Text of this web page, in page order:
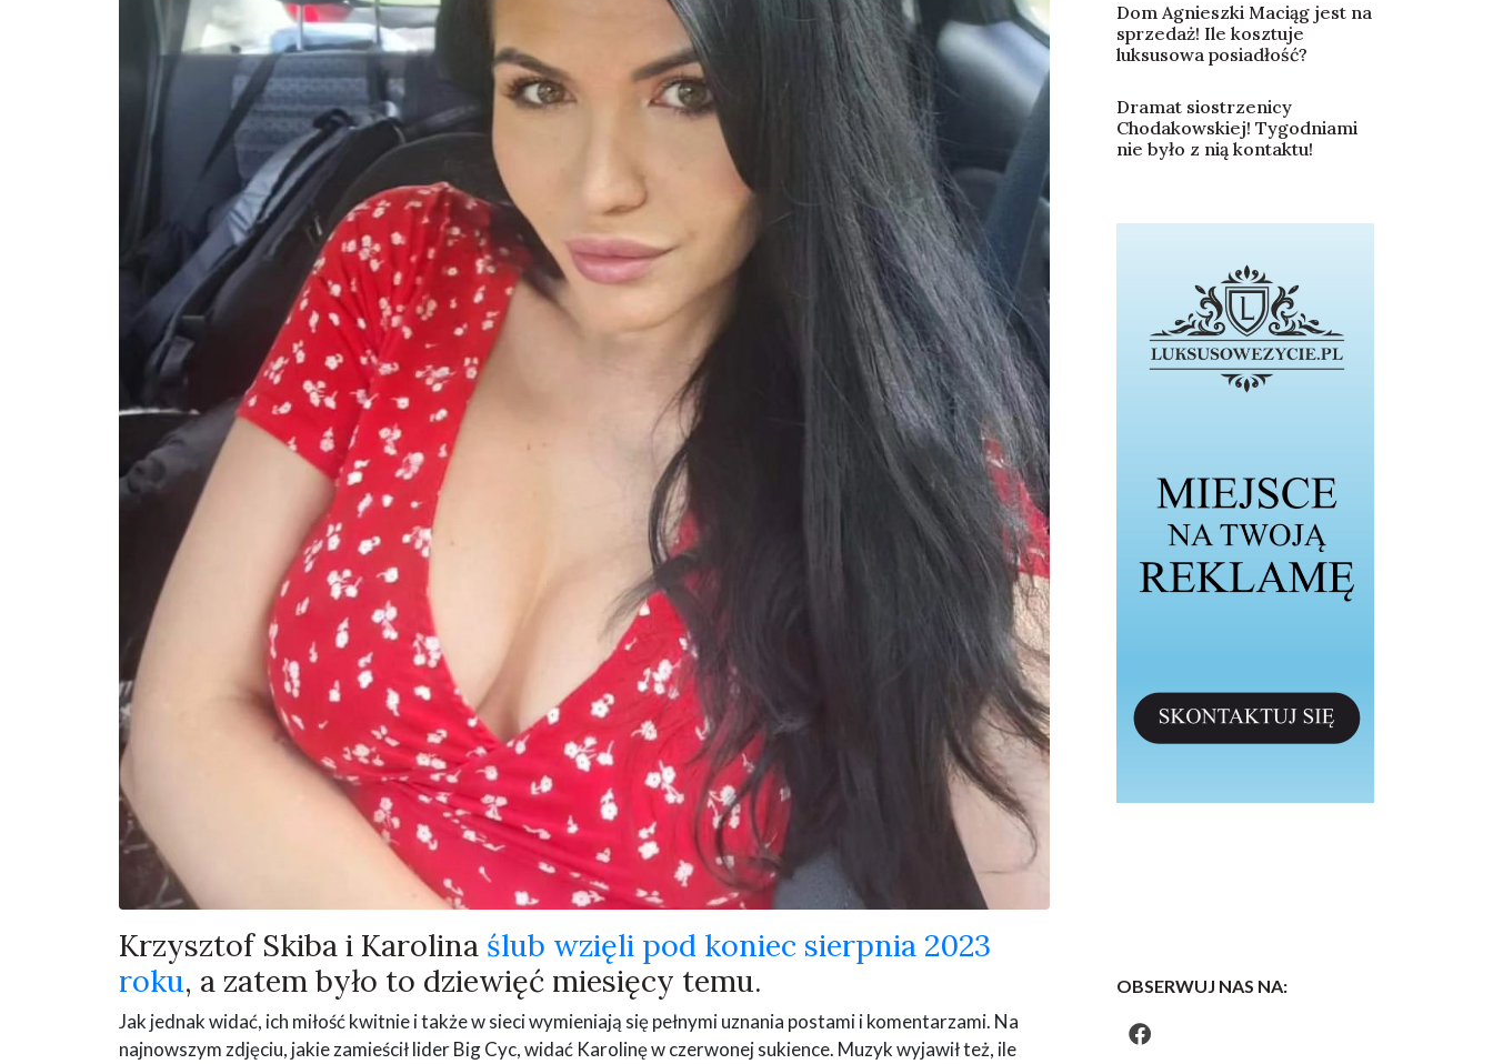
Krzysztof Skiba i Karolina ślub wzięli pod koniec sierpnia 2023
roku, a zatem było to dziewięć miesięcy temu.
Jak jednak widać, ich miłość kwitnie i także w sieci wymieniają się pełnymi uznania postami i komentarzami. Na
najnowszym zdjęciu, jakie zamieścił lider Big Cyc, widać Karolinę w czerwonej sukience. Muzyk wyjawił też, ile
Dom Agnieszki Maciąg jest na
sprzedaż! Ile kosztuje
luksusowa posiadłość?
Dramat siostrzenicy
Chodakowskiej! Tygodniami
nie było z nią kontaktu!
OBSERWUJ NAS NA: